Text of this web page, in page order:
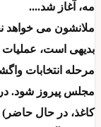
مه، آغاز شد....
ملانشون می خواهد
بدیهی است،
مرحله انتخابات
مجلس پیروز شود.
کاغذ، در حال حاضر)